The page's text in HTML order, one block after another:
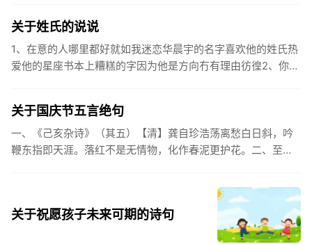
关于姓氏的说说
1、在意的人哪里都好就如我迷恋华晨宇的名字喜欢他的姓氏热
爱他的星座书本上糟糕的字因为他是方向冇有理由彷徨2、你的
关于国庆节五言绝句
一、《己亥杂诗》（其五）【清】龚自珍浩荡离愁白日斜，吟
鞭东指即天涯。落红不是无情物，化作春泥更护花。二、至今
关于祝愿孩子未来可期的诗句